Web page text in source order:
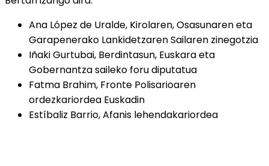
Ana López de Uralde, Kirolaren, Osasunaren eta
Garapenerako Lankidetzaren Sailaren zinegotzia
Iñaki Gurtubai, Berdintasun, Euskara eta
Gobernantza saileko foru diputatua
Fatma Brahim, Fronte Polisarioaren
ordezkariordea Euskadin
Estíbaliz Barrio, Afanis lehendakariordea